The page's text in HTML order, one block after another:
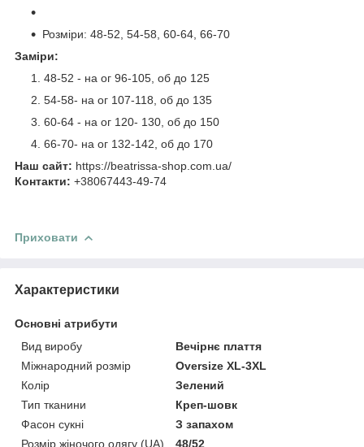
Розміри: 48-52, 54-58, 60-64, 66-70
Заміри:
48-52 - на ог 96-105, об до 125
54-58- на ог 107-118, об до 135
60-64 - на ог 120- 130, об до 150
66-70- на ог 132-142, об до 170
Наш сайт: https://beatrissa-shop.com.ua/
Контакти: +38067443-49-74
Приховати
Характеристики
Основні атрибути
Вид виробу
Вечірнє плаття
Міжнародний розмір
Oversize XL-3XL
Колір
Зелений
Тип тканини
Креп-шовк
Фасон сукні
З запахом
Розмір жіночого одягу (UA)
48/52